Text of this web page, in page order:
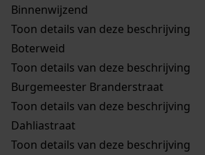
Binnenwijzend
Toon details van deze beschrijving
Boterweid
Toon details van deze beschrijving
Burgemeester Branderstraat
Toon details van deze beschrijving
Dahliastraat
Toon details van deze beschrijving